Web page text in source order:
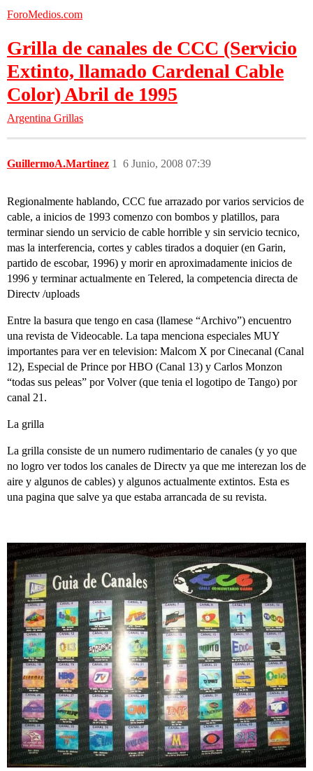
ForoMedios.com
Grilla de canales de CCC (Servicio
Extinto, llamado Cardenal Cable
Color) Abril de 1995
Argentina Grillas
GuillermoA.Martinez 6 Junio, 2008 07:39
1
Regionalmente hablando, CCC fue arrazado por varios servicios de
cable, a inicios de 1993 comenzo con bombos y platillos, para
terminar siendo un servicio de cable horrible y sin servicio tecnico,
mas la interferencia, cortes y cables tirados a doquier (en Garin,
partido de escobar, 1996) y morir en aproximadamente inicios de
1996 y terminar actualmente en Telered, la competencia directa de
Directv /uploads
Entre la basura que tengo en casa (llamese “Archivo”) encuentro
una revista de Videocable. La tapa menciona especiales MUY
importantes para ver en television: Malcom X por Cinecanal (Canal
12), Especial de Prince por HBO (Canal 13) y Carlos Monzon
“todas sus peleas” por Volver (que tenia el logotipo de Tango) por
canal 21.
La grilla
La grilla consiste de un numero rudimentario de canales (y yo que
no logro ver todos los canales de Directv ya que me interezan los de
aire y algunos de cables) y algunos actualmente extintos. Esta es
una pagina que salve ya que estaba arrancada de su revista.